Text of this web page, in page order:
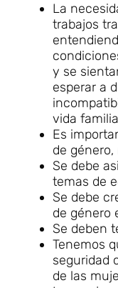
La
trabajos
y se
esperar a
vida
Es
de
Se debe
temas de
Se debe
de género
Se deben
Tenemos
seguridad
de las